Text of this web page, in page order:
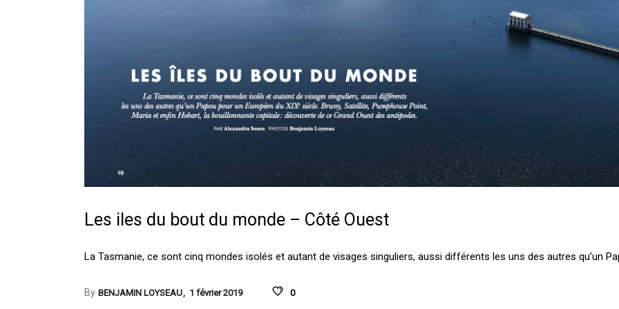
Les iles du bout du monde – Côté Ouest
La Tasmanie, ce sont cinq mondes isolés et autant de visages singuliers, aussi différents les uns des autres qu’un
By BENJAMIN LOYSEAU 1 février 2019 0